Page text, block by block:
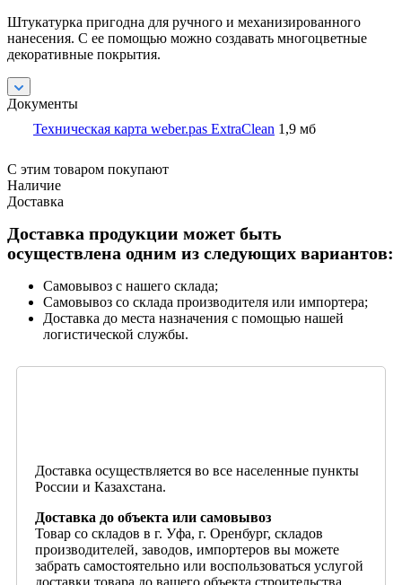
Штукатурка пригодна для ручного и механизированного
нанесения. С ее помощью можно создавать многоцветные
декоративные покрытия.
Документы
Техническая карта weber.pas ExtraClean 1,9 мб
С этим товаром покупают
Наличие
Доставка
Доставка продукции может быть
осуществлена одним из следующих вариантов:
Самовывоз с нашего склада;
Самовывоз со склада производителя или импортера;
Доставка до места назначения с помощью нашей
логистической службы.
Доставка осуществляется во все населенные пункты
России и Казахстана.
Доставка до объекта или самовывоз
Товар со складов в г. Уфа, г. Оренбург, складов
производителей, заводов, импортеров вы можете
забрать самостоятельно или воспользоваться услугой